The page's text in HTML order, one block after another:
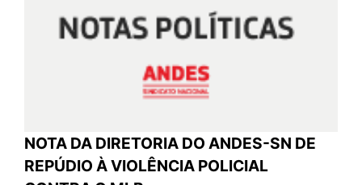
NOTA DA DIRETORIA DO ANDES-SN DE
REPÚDIO À VIOLÊNCIA POLICIAL